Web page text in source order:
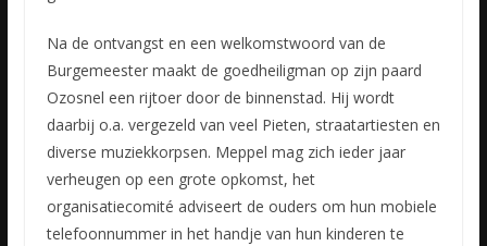
Na de ontvangst en een welkomstwoord van de
Burgemeester maakt de goedheiligman op zijn paard
Ozosnel een rijtoer door de binnenstad. Hij wordt
daarbij o.a. vergezeld van veel Pieten, straatartiesten en
diverse muziekkorpsen. Meppel mag zich ieder jaar
verheugen op een grote opkomst, het
organisatiecomité adviseert de ouders om hun mobiele
telefoonnummer in het handje van hun kinderen te